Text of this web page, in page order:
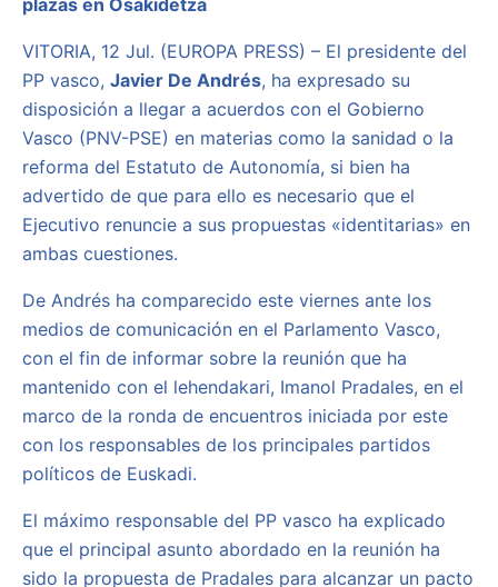
plazas en Osakidetza
VITORIA, 12 Jul. (EUROPA PRESS) – El presidente del
PP vasco, Javier De Andrés, ha expresado su
disposición a llegar a acuerdos con el Gobierno
Vasco (PNV-PSE) en materias como la sanidad o la
reforma del Estatuto de Autonomía, si bien ha
advertido de que para ello es necesario que el
Ejecutivo renuncie a sus propuestas «identitarias» en
ambas cuestiones.
De Andrés ha comparecido este viernes ante los
medios de comunicación en el Parlamento Vasco,
con el fin de informar sobre la reunión que ha
mantenido con el lehendakari, Imanol Pradales, en el
marco de la ronda de encuentros iniciada por este
con los responsables de los principales partidos
políticos de Euskadi.
El máximo responsable del PP vasco ha explicado
que el principal asunto abordado en la reunión ha
sido la propuesta de Pradales para alcanzar un pacto